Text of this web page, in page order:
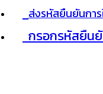
ส่งรหัสยืนยันการ
กรอกรหัสยืน